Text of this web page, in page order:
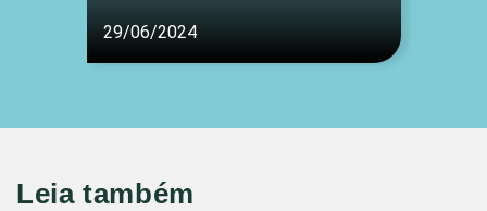
29/06/2024
Leia também